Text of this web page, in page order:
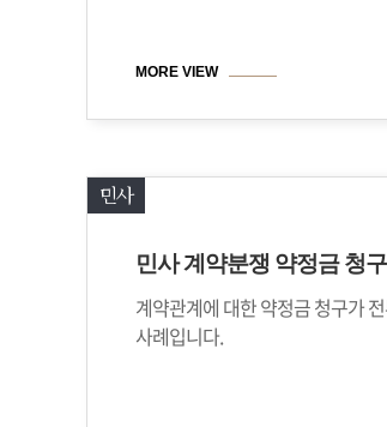
MORE VIEW
민사
민사 계약분쟁 약정금 청구
계약관계에 대한 약정금 청구가
사례입니다.